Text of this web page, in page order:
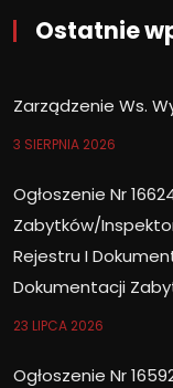
Ostatnie
Zarządzenie Ws.
3 SIERPNIA 2026
Ogłoszenie Nr
Zabytków/
Rejestru I
Dokumentacji
23 LIPCA 2026
Ogłoszenie Nr